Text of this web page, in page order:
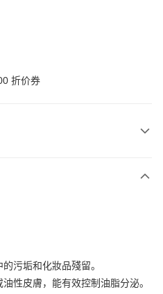
折价券
污垢和化妝品殘留。
性皮膚，能有效控制油脂分泌。